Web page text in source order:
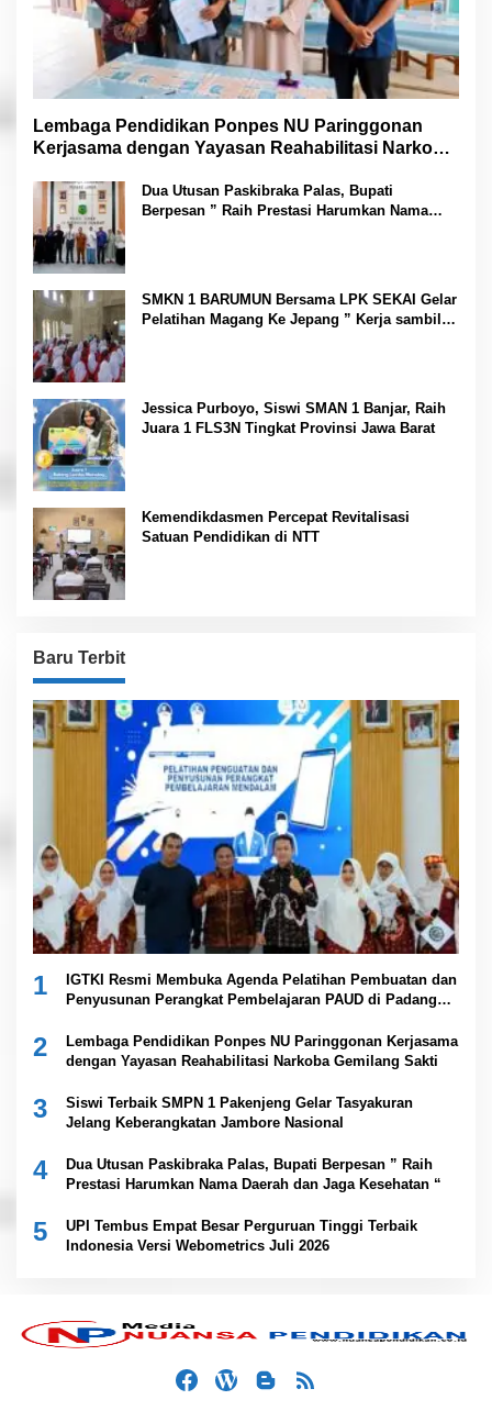
Lembaga Pendidikan Ponpes NU Paringgonan
Kerjasama dengan Yayasan Reahabilitasi Narkoba
Dua Utusan Paskibraka Palas, Bupati
Berpesan ” Raih Prestasi Harumkan Nama
SMKN 1 BARUMUN Bersama LPK SEKAI Gelar
Pelatihan Magang Ke Jepang ” Kerja sambil
Jessica Purboyo, Siswi SMAN 1 Banjar, Raih
Juara 1 FLS3N Tingkat Provinsi Jawa Barat
Kemendikdasmen Percepat Revitalisasi
Satuan Pendidikan di NTT
Baru Terbit
1
IGTKI Resmi Membuka Agenda Pelatihan Pembuatan dan
Penyusunan Perangkat Pembelajaran PAUD di Padang
2
Lembaga Pendidikan Ponpes NU Paringgonan Kerjasama
dengan Yayasan Reahabilitasi Narkoba Gemilang Sakti
3
Siswi Terbaik SMPN 1 Pakenjeng Gelar Tasyakuran
Jelang Keberangkatan Jambore Nasional
4
Dua Utusan Paskibraka Palas, Bupati Berpesan ” Raih
Prestasi Harumkan Nama Daerah dan Jaga Kesehatan “
5
UPI Tembus Empat Besar Perguruan Tinggi Terbaik
Indonesia Versi Webometrics Juli 2026